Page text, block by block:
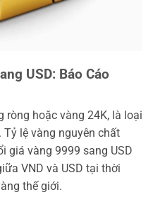
USD: Báo Cáo
ròng hoặc vàng 24K, là loại
lệ vàng nguyên chất
giá vàng 9999 sang USD
VND và USD tại thời
thế giới.